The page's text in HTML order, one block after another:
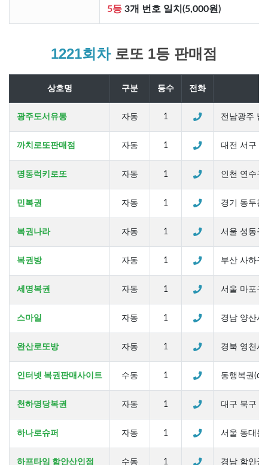
5등 3개 번호 일치(5,000원)
1221회차로또 1등 판매점
상호명 구분 등수 전화
광주도서유통 자동 1 전남광주
까치로또판매점 자동 1 대전 서구
명동럭키로또 자동 1 인천 연수
민복권 자동 1 경기 동두천
복권나라 자동 1 서울 성동구
복권방 자동 1 부산 사하
세명복권 자동 1 서울 마포구
스마일 자동 1 경남 양산
완산로또방 자동 1 경북 영천시
인터넷 복권판매사이트 수동 1 동행복권
천하명당복권 자동 1 대구 북구
하나로슈퍼 자동 1 서울 동대문
하프타임 함안산인점 수동 1 경남 함안